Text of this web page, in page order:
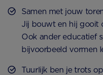
Samen met jouw
Jij bouwt en hij gooit
Ook ander educatief
bijvoorbeeld vormen
Tuurlijk ben je trots